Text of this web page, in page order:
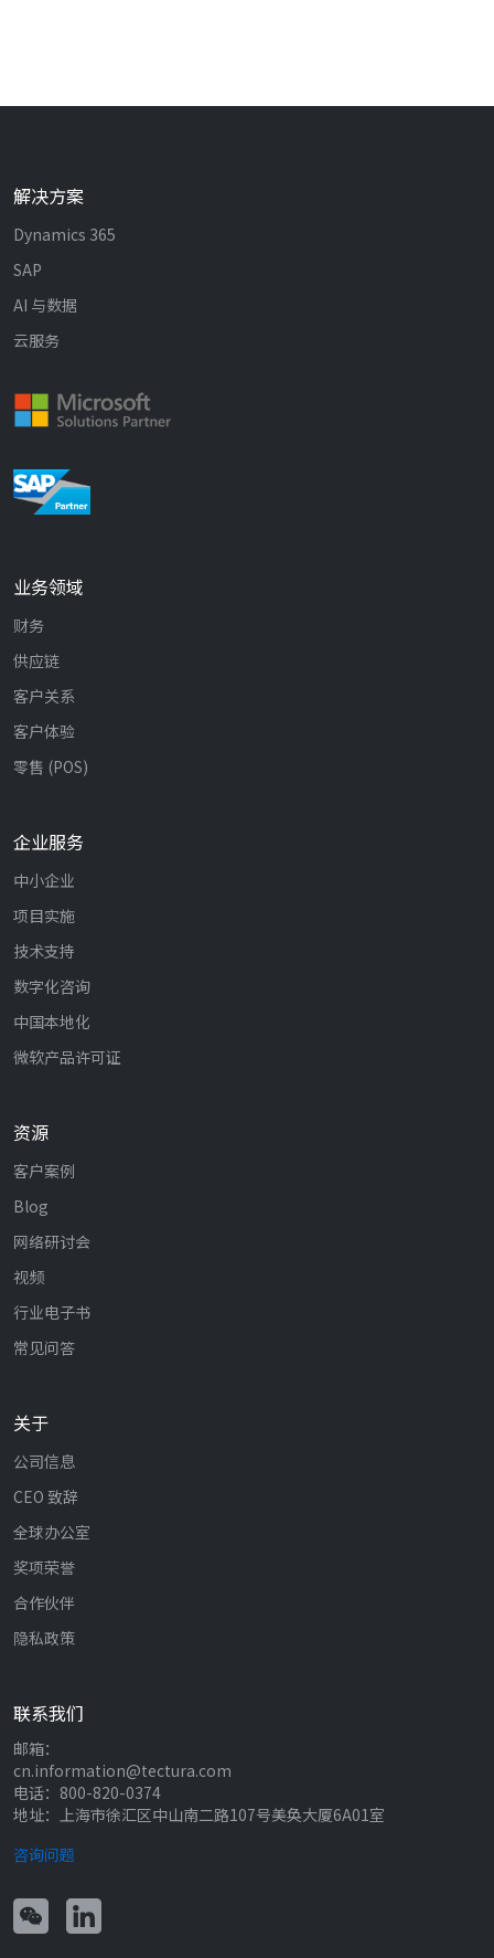
解决方案
Dynamics 365
SAP
AI 与数据
云服务
业务领域
财务
供应链
客户关系
客户体验
零售 (POS)
企业服务
中小企业
项目实施
技术支持
数字化咨询
中国本地化
微软产品许可证
资源
客户案例
Blog
网络研讨会
视频
行业电子书
常见问答
关于
公司信息
CEO 致辞
全球办公室
奖项荣誉
合作伙伴
隐私政策
联系我们
邮箱：
cn.information@tectura.com
电话：800-820-0374
地址：上海市徐汇区中山南二路107号美奂大厦6A01室
咨询问题